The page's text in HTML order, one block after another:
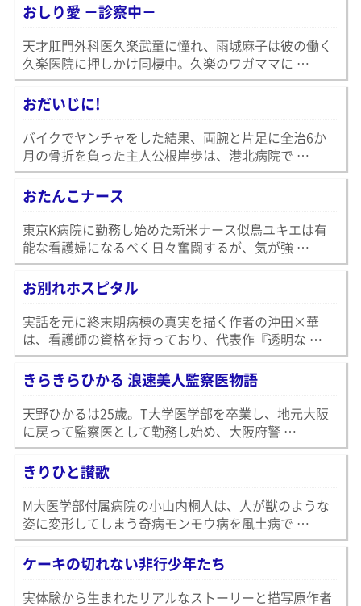
おしり愛 －診察中－
天才肛門外科医久楽武童に憧れ、雨城麻子は彼の働く
久楽医院に押しかけ同棲中。久楽のワガママに …
おだいじに!
バイクでヤンチャをした結果、両腕と片足に全治6か
月の骨折を負った主人公根岸歩は、港北病院で …
おたんこナース
東京K病院に勤務し始めた新米ナース似鳥ユキエは有
能な看護婦になるべく日々奮闘するが、気が強 …
お別れホスピタル
実話を元に終末期病棟の真実を描く作者の沖田×華
は、看護師の資格を持っており、代表作『透明な …
きらきらひかる 浪速美人監察医物語
天野ひかるは25歳。T大学医学部を卒業し、地元大阪
に戻って監察医として勤務し始め、大阪府警 …
きりひと讃歌
M大医学部付属病院の小山内桐人は、人が獣のような
姿に変形してしまう奇病モンモウ病を風土病で …
ケーキの切れない非行少年たち
実体験から生まれたリアルなストーリーと描写原作者